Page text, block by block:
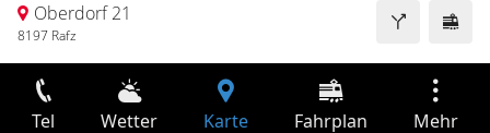
Oberdorf 21
8197 Rafz
Tel Wetter Karte Fahrplan Mehr